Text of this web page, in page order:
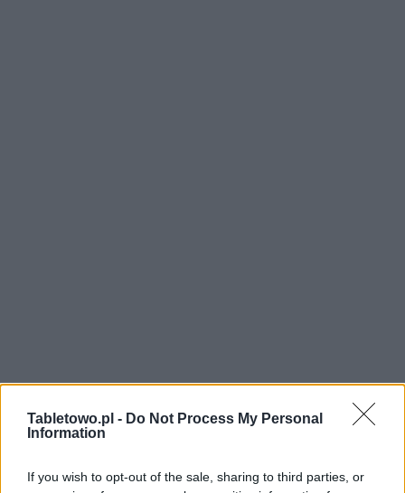
Tabletowo.pl - Do Not Process My Personal
Information
If you wish to opt-out of the sale, sharing to third parties, or